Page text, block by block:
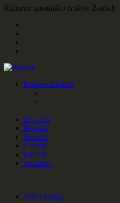
Kulturno umetniško društvo Baobab
Društvo Baobab
TEČAJI
Projekti
Sankofa
Galerija
Baofest
Aktualno
Select a page